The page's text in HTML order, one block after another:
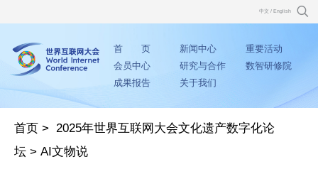
中文 / English
首 页 新闻中心
重要活动
会员中心
研究与合作
数智研修院
成果报告
关于我们
首页 > 2025年世界互联网大会文化遗产数字化论
坛 >AI文物说